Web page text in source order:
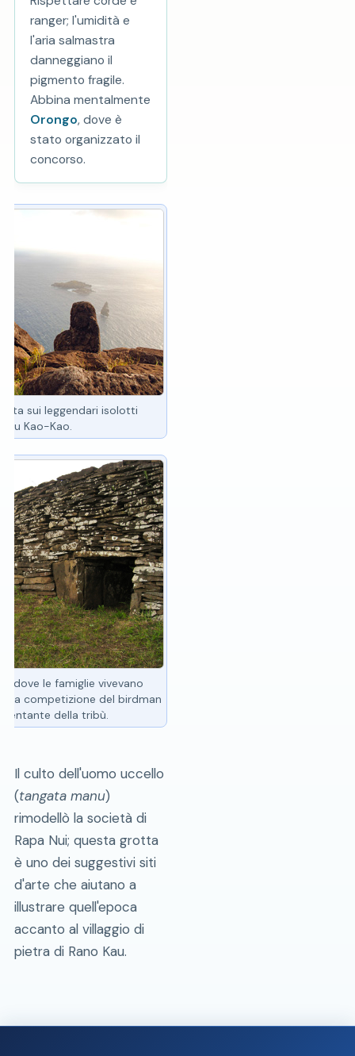
ranger; l'umidità e
l'aria salmastra
danneggiano il
pigmento fragile.
Abbina mentalmente
Orongo, dove è
stato organizzato il
concorso.
sui leggendari isolotti
Kao-Kao.
dove le famiglie vivevano
competizione del birdman
della tribù.
Il culto dell'uomo uccello
(tangata manu)
rimodellò la società di
Rapa Nui; questa grotta
è uno dei suggestivi siti
d'arte che aiutano a
illustrare quell'epoca
accanto al villaggio di
pietra di Rano Kau.